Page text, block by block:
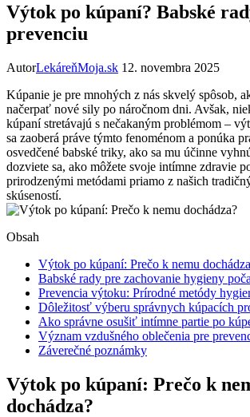
Výtok po kúpaní? Babské
prevenciu
AutorLekáreňMoja.sk 12. novembra 2025
Kúpanie je pre mnohých z nás skvelý spôsob,
načerpať nové sily po náročnom dni. Avšak,
kúpaní stretávajú s‍ nečakaným‍ problémom –
sa zaoberá práve týmto fenoménom a ponúka
osvedčené babské triky, ako sa⁢ mu účinne​
dozviete⁢ sa, ako môžete svoje intímne⁢ zdravie
prirodzenými metódami​ priamo z ⁤našich
skúseností.
Obsah
Výtok po kúpaní: Prečo k nemu
Babské rady pre zachovanie⁢ hygieny
Prevencia výtoku:⁢ Prírodné metódy
Dôležitosť výberu správnych kúpacích
Ako správne osušiť intímne partie po⁣
Význam‌ vzdušného⁢ oblečenia pre
Záverečné poznámky
Výtok po kúpaní: Prečo k
dochádza?